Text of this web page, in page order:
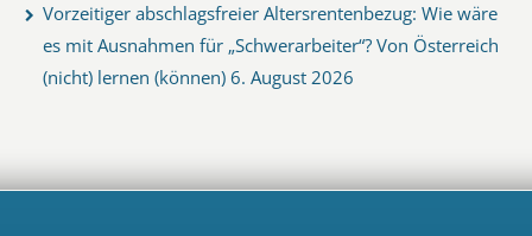
Vorzeitiger abschlagsfreier Altersrentenbezug: Wie wäre
es mit Ausnahmen für „Schwerarbeiter“? Von Österreich
(nicht) lernen (können) 6. August 2026